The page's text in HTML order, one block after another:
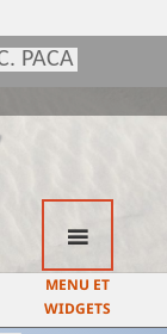
PACA
MENU ET
WIDGETS
PACA